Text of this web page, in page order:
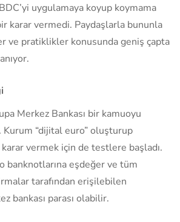
uygulamaya koyup koymama
karar vermedi. Paydaşlarla bununla
ve pratiklikler konusunda geniş çapta
Merkez Bankası bir kamuoyu
“dijital euro” oluşturup
vermek için de testlere başladı.
banknotlarına eşdeğer ve tüm
tarafından erişilebilen
bankası parası olabilir.